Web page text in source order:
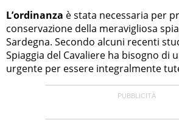
L’ordinanza è stata necessaria per
conservazione della meravigliosa
Sardegna. Secondo alcuni recenti
Spiaggia del Cavaliere ha bisogno di
urgente per essere integralmente